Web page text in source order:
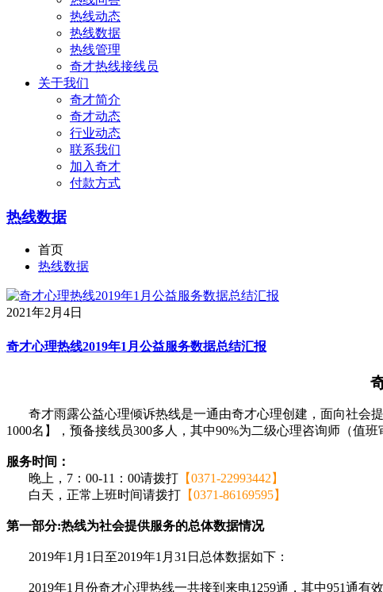
热线动态
热线数据
热线管理
奇才热线接线员
关于我们
奇才简介
奇才动态
行业动态
联系我们
加入奇才
付款方式
热线数据
首页
热线数据
2021年2月4日
奇才心理热线2019年1月公益服务数据总结汇报
奇才雨露公益心理倾诉热线是一通由奇才心理创建，面向社会提
1000名】，预备接线员300多人，其中90%为二级心理咨询师（值
服务时间：
晚上，7：00-11：00请拨打 【0371-22993442】
白天，正常上班时间请拨打 【0371-86169595】
第一部分:热线为社会提供服务的总体数据情况
2019年1月1日至2019年1月31日总体数据如下：
2019年1月份奇才心理热线一共接到来电1259通，其中951通